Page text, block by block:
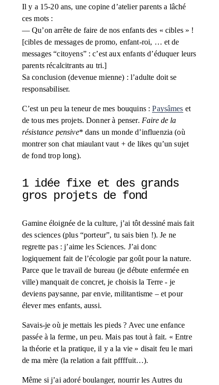
Il y a 15-20 ans, une copine d’atelier parents a lâché
ces mots :
— Qu’on arrête de faire de nos enfants des « cibles » !
[cibles de messages de promo, enfant-roi, … et de
messages “citoyens” : c’est aux enfants d’éduquer leurs
parents récalcitrants au tri.]
Sa conclusion (devenue mienne) : l’adulte doit se
responsabiliser.
C’est un peu la teneur de mes bouquins : Paysâmes et
de tous mes projets. Donner à penser. Faire de la
résistance pensive* dans un monde d’influenzia (où
montrer son chat miaulant vaut + de likes qu’un sujet
de fond trop long).
1 idée fixe et des grands
gros projets de fond
Gamine éloignée de la culture, j’ai tôt dessiné mais fait
des sciences (plus “porteur”, tu sais bien !). Je ne
regrette pas : j’aime les Sciences. J’ai donc
logiquement fait de l’écologie par goût pour la nature.
Parce que le travail de bureau (je débute enfermée en
ville) manquait de concret, je choisis la Terre - je
deviens paysanne, par envie, militantisme – et pour
élever mes enfants, aussi.
Savais-je où je mettais les pieds ? Avec une enfance
passée à la ferme, un peu. Mais pas tout à fait. « Entre
la théorie et la pratique, il y a la vie » disait feu le mari
de ma mère (la relation a fait pffffuit…).
Même si j’ai adoré boulanger, nourrir les Autres du